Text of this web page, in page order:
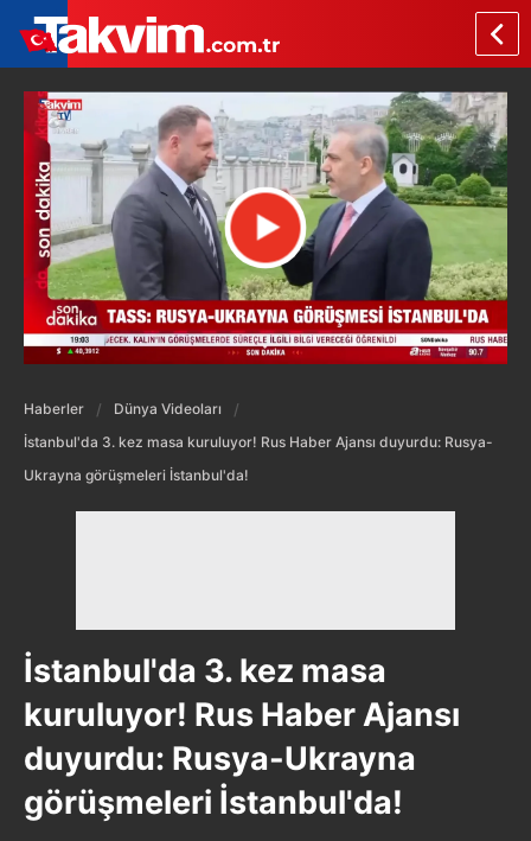
Haberler
Dünya Videoları
İstanbul'da 3. kez masa kuruluyor! Rus Haber Ajansı duyurdu: Rusya-
Ukrayna görüşmeleri İstanbul'da!
İstanbul'da 3. kez masa
kuruluyor! Rus Haber Ajansı
duyurdu: Rusya-Ukrayna
görüşmeleri İstanbul'da!